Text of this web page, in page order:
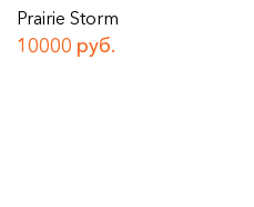
Prairie Storm
10000 руб.